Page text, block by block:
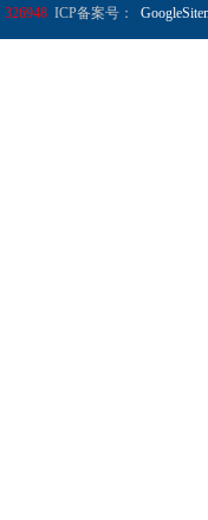
326948 ICP备案号：